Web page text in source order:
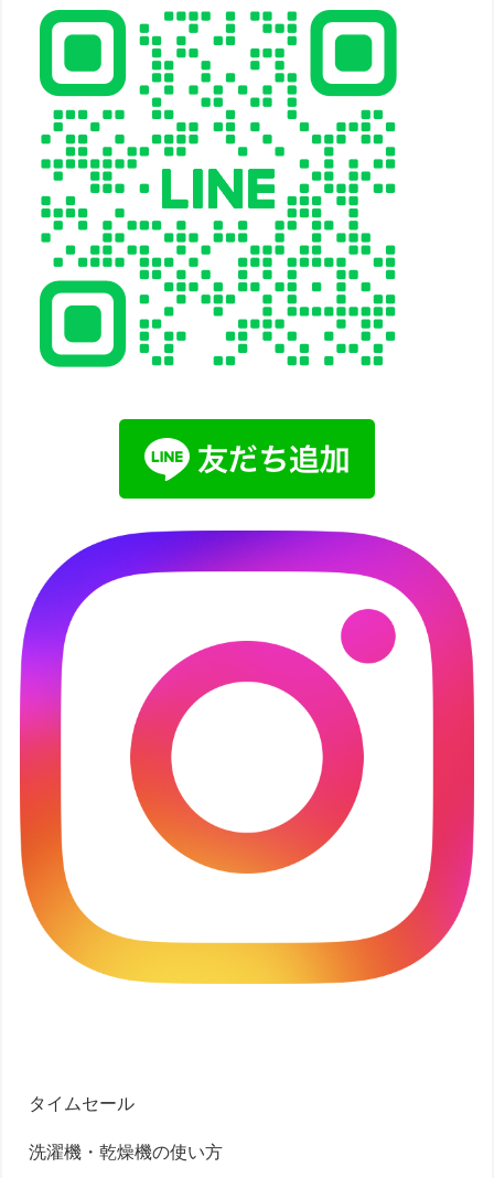
タイムセール
洗濯機・乾燥機の使い方